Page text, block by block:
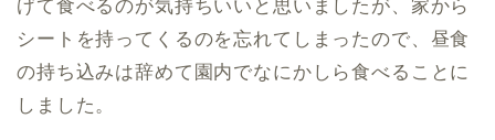
げて食べるのが気持ちいいと思いましたが、家から
シートを持ってくるのを忘れてしまったので、昼食
の持ち込みは辞めて園内でなにかしら食べることに
しました。